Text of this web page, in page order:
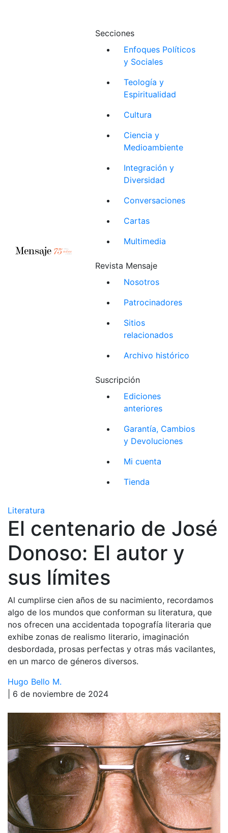
Secciones
Enfoques Políticos
y Sociales
Teología y
Espiritualidad
Cultura
Ciencia y
Medioambiente
Integración y
Diversidad
Conversaciones
Cartas
Multimedia
Revista Mensaje
Nosotros
Patrocinadores
Sitios
relacionados
Archivo histórico
Suscripción
Ediciones
anteriores
Garantía, Cambios
y Devoluciones
Mi cuenta
Tienda
Literatura
El centenario de José
Donoso: El autor y
sus límites
Al cumplirse cien años de su nacimiento, recordamos
algo de los mundos que conforman su literatura, que
nos ofrecen una accidentada topografía literaria que
exhibe zonas de realismo literario, imaginación
desbordada, prosas perfectas y otras más vacilantes,
en un marco de géneros diversos.
Hugo Bello M.
| 6 de noviembre de 2024